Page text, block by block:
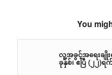
You
လူ့အခွင့်အရေးချိုး
ခုနှစ်၊ ဧပြီ (၂၂)